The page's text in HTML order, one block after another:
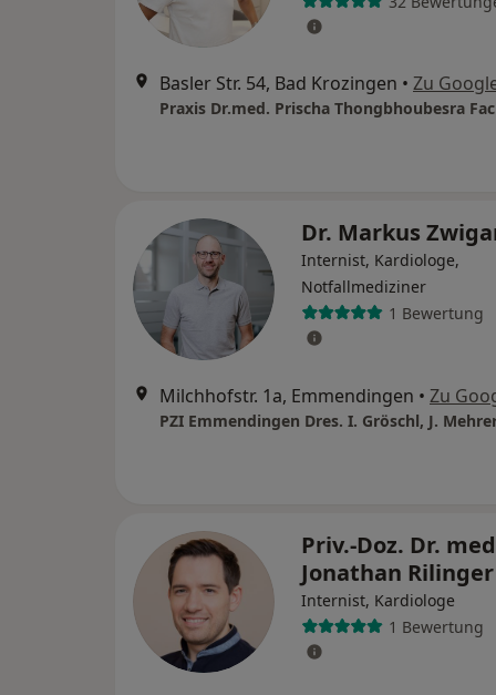
Basler Str. 54, Bad Krozingen • Zu
Dr. Markus
Internist, Kardiologe,
Notfallmediziner
1 Bewertung
Milchhofstr. 1a, Emmendingen • Zu
Priv.-Doz. Dr.
Jonathan
Internist, Kardiologe
1 Bewertung